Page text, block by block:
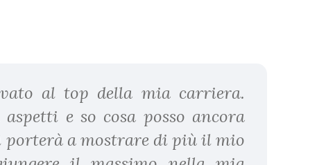
al top della mia carriera.
e so cosa posso ancora
porterà a mostrare di più il mio